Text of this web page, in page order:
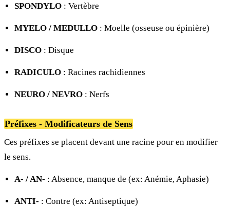
SPONDYLO : Vertèbre
MYELO / MEDULLO : Moelle (osseuse ou épinière)
DISCO : Disque
RADICULO : Racines rachidiennes
NEURO / NEVRO : Nerfs
Préfixes - Modificateurs de Sens
Ces préfixes se placent devant une racine pour en modifier
le sens.
A- / AN- : Absence, manque de (ex: Anémie, Aphasie)
ANTI- : Contre (ex: Antiseptique)